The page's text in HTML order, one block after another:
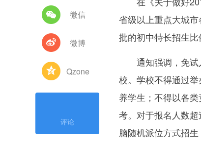
微信
微博
Qzone
评论
省级以上重点大城
批的初中特长招生比
通知强调，免试
校。学校不得通过
养学生；不得以各
考。对于报名人数
脑随机派位方式招